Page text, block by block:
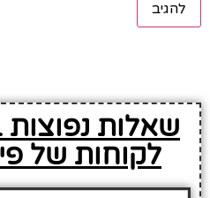
שאלות נפוצות
לקוחות של